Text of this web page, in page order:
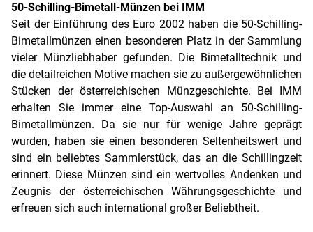
50-Schilling-Bimetall-Münzen bei IMM
Seit der Einführung des Euro 2002 haben die 50-Schilling-
Bimetallmünzen einen besonderen Platz in der Sammlung
vieler Münzliebhaber gefunden. Die Bimetalltechnik und
die detailreichen Motive machen sie zu außergewöhnlichen
Stücken der österreichischen Münzgeschichte. Bei IMM
erhalten Sie immer eine Top-Auswahl an 50-Schilling-
Bimetallmünzen. Da sie nur für wenige Jahre geprägt
wurden, haben sie einen besonderen Seltenheitswert und
sind ein beliebtes Sammlerstück, das an die Schillingzeit
erinnert. Diese Münzen sind ein wertvolles Andenken und
Zeugnis der österreichischen Währungsgeschichte und
erfreuen sich auch international großer Beliebtheit.